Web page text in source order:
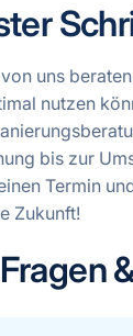
uns
nutzen
bis zur
Termin
Zukunft!